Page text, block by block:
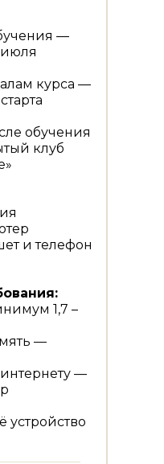
—
июля
курса —
обучения
клуб
и телефон
1,7 –
—
—
устройство